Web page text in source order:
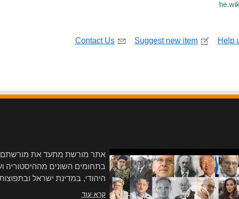
Help
Suggest new item
Contact Us
אתר מורשת מתעד את מורשתם
בתחומים השונים מההיסטוריה
היהודי, במדינת ישראל
קרא עוד